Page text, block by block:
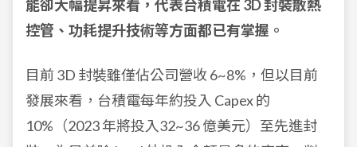
能卻大幅提昇來看，代表台積電在 3D 封裝散熱
控管、功耗提升技術等方面都已有掌握。
目前 3D 封裝雖僅佔公司營收 6~8%，但以目前
發展來看，台積電每年約投入 Capex 的
10%（2023 年將投入32~36 億美元）至先進封